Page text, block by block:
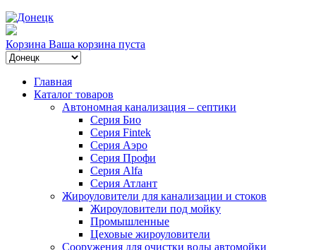
Корзина Ваша корзина пуста
Главная
Каталог товаров
Автономная канализация – септики
Серия Био
Серия Fintek
Серия Аэро
Серия Профи
Серия Alfa
Серия Атлант
Жироуловители для канализации и стоков
Жироуловители под мойку
Промышленные
Цеховые жироуловители
Сооружения для очистки воды автомойки